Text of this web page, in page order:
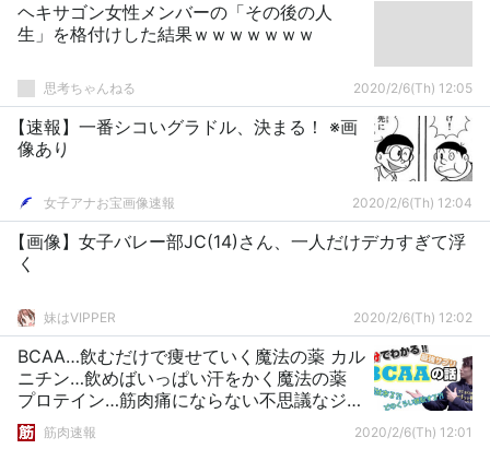
ヘキサゴン女性メンバーの「その後の人
生」を格付けした結果ｗｗｗｗｗｗｗ
思考ちゃんねる 2020/2/6(Th) 12:05
【速報】一番シコいグラドル、決まる！ ※画
像あり
女子アナお宝画像速報 2020/2/6(Th) 12:04
【画像】女子バレー部JC(14)さん、一人だけデカすぎて浮
く
妹はVIPPER 2020/2/6(Th) 12:02
BCAA…飲むだけで痩せていく魔法の薬 カル
ニチン…飲めばいっぱい汗をかく魔法の薬
プロテイン…筋肉痛にならない不思議なジュ
ース筋肉速報 2020/2/6(Th) 12:01